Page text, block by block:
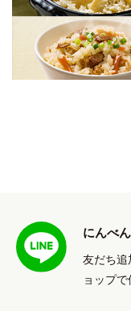
にんべ
友だち追
ョップ